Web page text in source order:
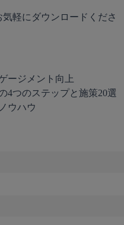
軽にダウンロードくださ
ージメント向上
4つのステップと施策20選
ウハウ